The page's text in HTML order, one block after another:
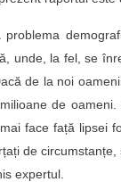
problema
unde, la fel, se
de la noi
de
face față lipsei
de
expertul.